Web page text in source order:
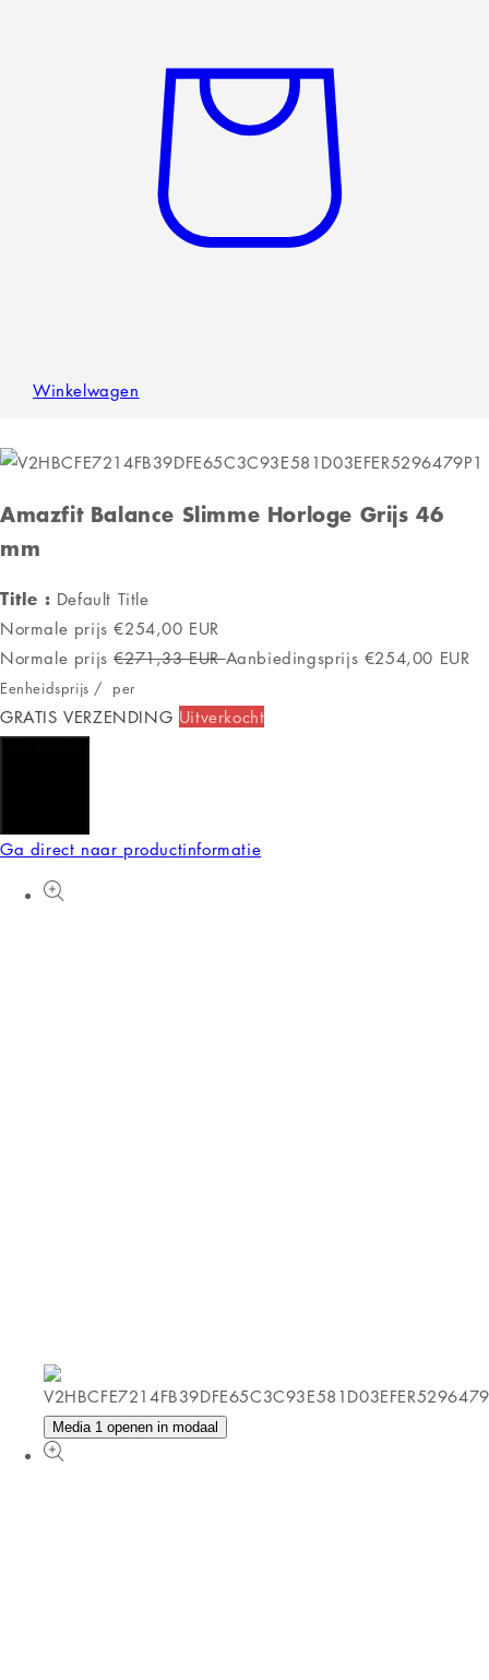
Winkelwagen
Amazfit Balance Slimme Horloge Grijs 46
mm
Title : Default Title
Normale prijs €254,00 EUR
Normale prijs €271,33 EURAanbiedingsprijs €254,00 EUR
Eenheidsprijs / per
GRATIS VERZENDING Uitverkocht
Ga direct naar productinformatie
Media 1 openen in modaal